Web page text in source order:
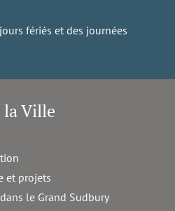
fériés et des journées
Ville
et projets
le Grand Sudbury